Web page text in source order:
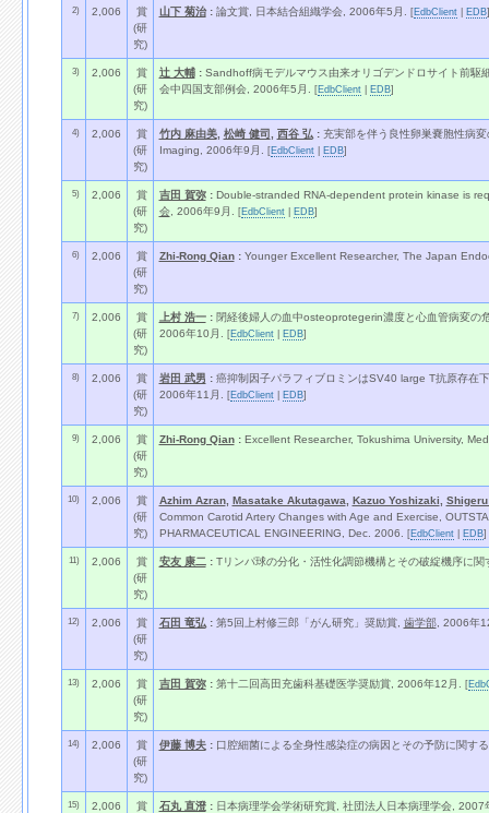
2) 2,006
賞
(研
究)
山下 菊治: 論文賞, 日本結合組織学会, 2006年5月. [EdbClient| EDB]
3) 2,006
賞
(研
究)
辻 大輔: Sandhoff病モデルマウス由来オリゴデンドロサイト前駆
会中四国支部例会, 2006年5月.
[EdbClient| EDB]
4) 2,006
賞
(研
究)
竹内 麻由美, 松崎 健司 西谷 弘: 充実部を伴う良性卵巣嚢胞性病
Imaging, 2006年9月.
[EdbClient| EDB]
5) 2,006
賞
(研
究)
吉田 賀弥: Double-stranded RNA-dependent protein kinase is
会, 2006年9月. [EdbClient| EDB]
6) 2,006
賞
(研
究)
Zhi-Rong Qian: Younger Excellent Researcher, The Japan
7) 2,006
賞
(研
究)
上村 浩一: 閉経後婦人の血中osteoprotegerin濃度と心血管病変の
2006年10月.
[EdbClient| EDB]
8) 2,006
賞
(研
究)
岩田 武男 : 癌抑制因子パラフィブロミンはSV40 large T抗原存在
2006年11月.
[EdbClient| EDB]
9) 2,006
賞
(研
究)
Zhi-Rong Qian: Excellent Researcher, Tokushima University,
10) 2,006
賞
(研
究)
Azhim Azran, Masatake Akutagawa Kazuo Yoshizaki
Common Carotid Artery Changes with Age and Exercise,
PHARMACEUTICAL ENGINEERING, Dec. 2006.
[EdbClient| EDB]
11) 2,006
賞
(研
究)
安友 康二 : Tリンパ球の分化・活性化調節機構とその破綻機序に
12) 2,006
賞
(研
究)
石田 竜弘: 第5回上村修三郎「がん研究」奨励賞, 歯学部, 2006年
13) 2,006
賞
(研
究)
吉田 賀弥: 第十二回高田充歯科基礎医学奨励賞, 2006年12月. [
14) 2,006
賞
(研
究)
伊藤 博夫: 口腔細菌による全身性感染症の病因とその予防に関す
15) 2,006
賞
石丸 直澄: 日本病理学会学術研究賞, 社団法人日本病理学会, 2007